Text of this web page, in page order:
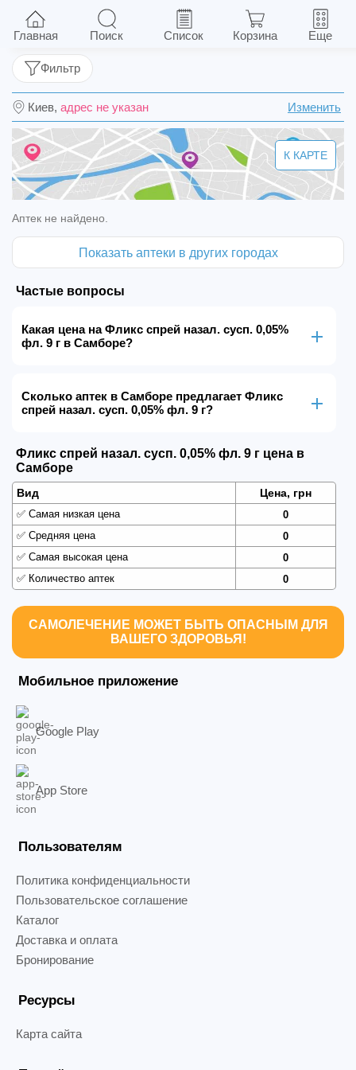
Фликс спрей назал. сусп. 0,05% фл. 9 г
Киев, адрес не указан Изменить
Фильтр
К КАРТЕ
Аптек не найдено.
Показать аптеки в других городах
Частые вопросы
Какая цена на Фликс спрей назал. сусп. 0,05%
фл. 9 г в Самборе?
Сколько аптек в Самборе предлагает Фликс
спрей назал. сусп. 0,05% фл. 9 г?
Фликс спрей назал. сусп. 0,05% фл. 9 г цена в
Самборе
Вид Цена, грн
✅ Самая низкая цена
0
✅ Средняя цена
0
✅ Самая высокая цена
0
✅ Количество аптек 0
САМОЛЕЧЕНИЕ МОЖЕТ БЫТЬ ОПАСНЫМ ДЛЯ
ВАШЕГО ЗДОРОВЬЯ!
Мобильное приложение
Google Play
App Store
Пользователям
Политика конфиденциальности
Пользовательское соглашение
Каталог
Доставка и оплата
Бронирование
Ресурсы
Карта сайта
Главная Поиск Список Корзина Еще